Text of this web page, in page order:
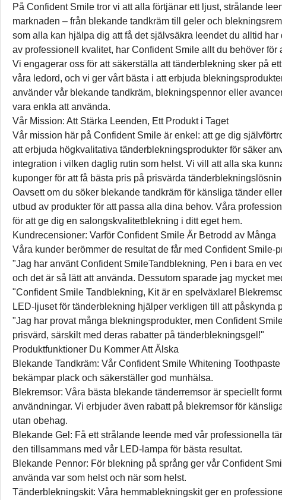
På Confident Smile tror vi att alla förtjänar ett ljust, strålande
marknaden – från blekande tandkräm till geler och
som alla kan hjälpa dig att få det självsäkra leendet du alltid
av professionell kvalitet, har Confident Smile allt du behöver
Vi engagerar oss för att säkerställa att tänderblekning sker på
våra ledord, och vi ger vårt bästa i att erbjuda
använder vår blekande tandkräm, blekningspennor eller
vara enkla att använda.
Vår Mission: Att Stärka Leenden, Ett Produkt i Taget
Vår mission här på Confident Smile är enkel: att ge dig
att erbjuda högkvalitativa tänderblekningsprodukter för säker
integration i vilken daglig rutin som helst. Vi vill att alla ska
kuponger för att få bästa pris på prisvärda
Oavsett om du söker blekande tandkräm för känsliga tänder
utbud av produkter för att passa alla dina behov. Våra
för att ge dig en salongskvalitetblekning i ditt eget hem.
Kundrecensioner: Varför Confident Smile Är Betrodd av Många
Våra kunder berömmer de resultat de får med Confident Smile-
"Jag har använt Confident SmileTandblekning, Pen i bara en
och det är så lätt att använda. Dessutom sparade jag mycket
"Confident Smile Tandblekning, Kit är en spelväxlare!
LED-ljuset för tänderblekning hjälper verkligen till att påskynda
"Jag har provat många blekningsprodukter, men Confident
prisvärd, särskilt med deras rabatter på tänderblekningsgel!"
Produktfunktioner Du Kommer Att Älska
Blekande Tandkräm: Vår Confident Smile Whitening
bekämpar plack och säkerställer god munhälsa.
Blekremsor: Våra bästa blekande tänderremsor är speciellt
användningar. Vi erbjuder även rabatt på blekremsor för
utan obehag.
Blekande Gel: Få ett strålande leende med vår professionella
den tillsammans med vår LED-lampa för bästa resultat.
Blekande Pennor: För blekning på språng ger vår Confident
använda var som helst och när som helst.
Tänderblekningskit: Våra hemmablekningskit ger en